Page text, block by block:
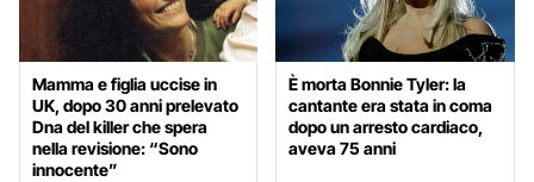
Mamma e figlia uccise in
UK, dopo 30 anni prelevato
Dna del killer che spera
nella revisione: “Sono
innocente”
È morta Bonnie Tyler: la
cantante era stata in coma
dopo un arresto cardiaco,
aveva 75 anni